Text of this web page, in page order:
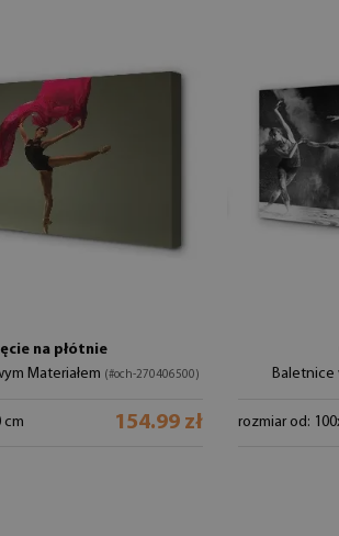
na płótnie
Materiałem (#och-270406500)
cm 154.99 zł
Baletnice
rozmiar od: